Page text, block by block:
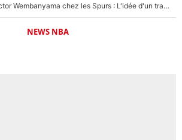
Stephen Curry avec Victor Wembanyama chez les Spurs : L'idée d'un trade historique est lancée en NBA !
NEWS NBA